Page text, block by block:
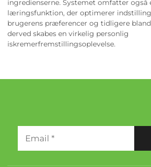
ingredienserne. Systemet omfatter også
læringsfunktion, der optimerer
brugerens præferencer og tidligere
derved skabes en virkelig personlig
iskremerfremstillingsoplevelse.